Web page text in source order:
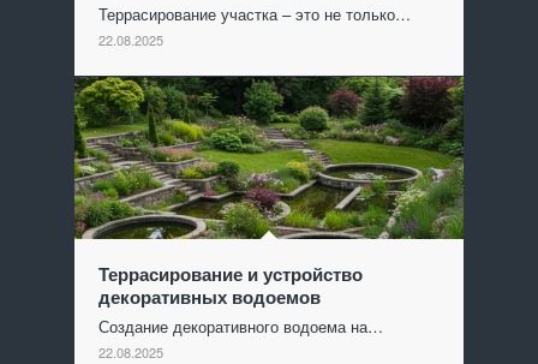
Террасирование участка – это не только…
22.08.2025
Террасирование и устройство
декоративных водоемов
Создание декоративного водоема на…
22.08.2025